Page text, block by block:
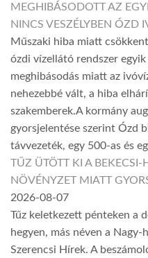
MEGHIBÁSODOTT AZ
NINCS VESZÉLYBEN ÓZD
Műszaki hiba miatt
ózdi vízellátó rendszer
meghibásodás miatt az
nehezebbé vált, a hiba
szakemberek.A kormány
gyorsjelentése szerint Ózd
távvezeték, egy 500-as és
TŰZ ÜTÖTT KI A BEKECSI-
NÖVÉNYZET MIATT
2026-08-07
Tűz keletkezett pénteken a
hegyen, más néven a
Szerencsi Hírek. A